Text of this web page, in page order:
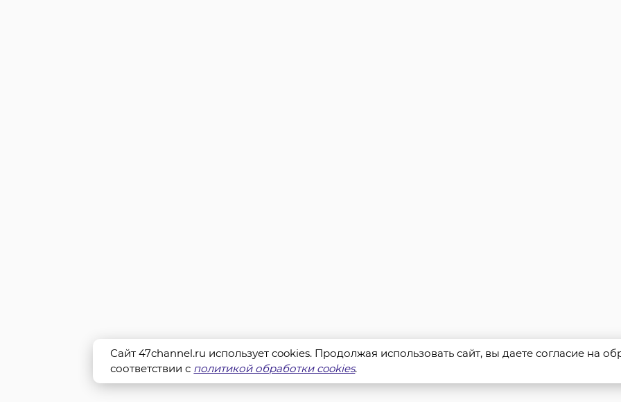
Сайт 47channel.ru использует cookies. Продолжая использовать сайт, вы даете согласие на
соответствии с политикой обработки cookies.